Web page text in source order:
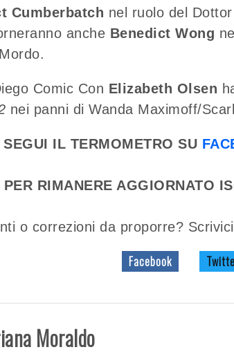
Cumberbatch nel ruolo del
anche Benedict Wong
Comic Con Elizabeth Olsen
nei panni di Wanda Maximoff/
SEGUI IL TERMOMETRO SU
PER RIMANERE AGGIORNATO
o correzioni da proporre?
Facebook
Moraldo